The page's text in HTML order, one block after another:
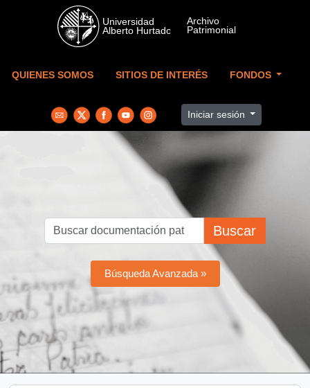
Skip to main content
QUIENES SOMOS SITIOS DE INTERÉS FONDOS
Iniciar sesión
Buscar
Búsqueda Avanzada »